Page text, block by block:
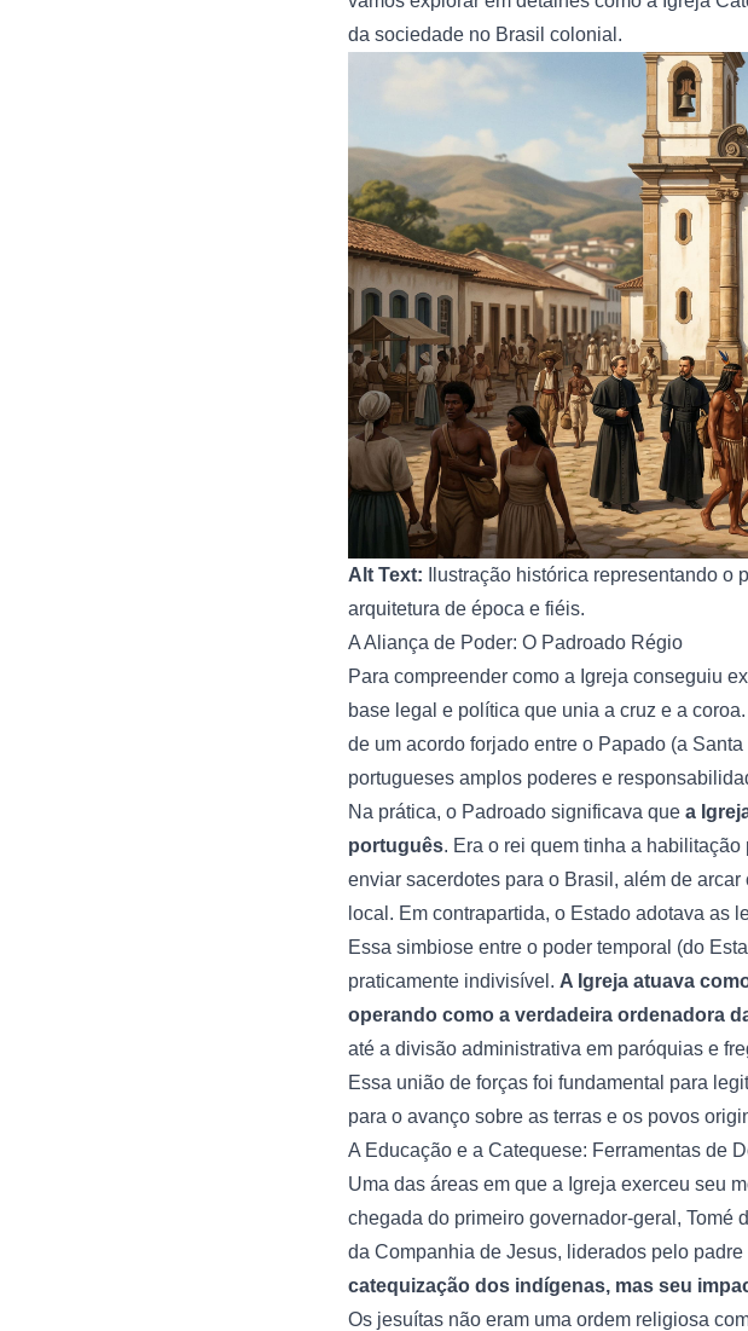
da sociedade no Brasil colonial.
Alt Text: Ilustração histórica representando
arquitetura de época e fiéis.
A Aliança de Poder: O Padroado Régio
Para compreender como a Igreja conseguiu
base legal e política que unia a cruz e a
de um acordo forjado entre o Papado (a
portugueses amplos poderes e
Na prática, o Padroado significava que a
português. Era o rei quem tinha a
enviar sacerdotes para o Brasil, além de
local. Em contrapartida, o Estado adotava as
Essa simbiose entre o poder temporal (do
praticamente indivisível. A Igreja atuava
operando como a verdadeira ordenadora
até a divisão administrativa em paróquias e
Essa união de forças foi fundamental para
para o avanço sobre as terras e os povos
A Educação e a Catequese: Ferramentas de
Uma das áreas em que a Igreja exerceu seu
chegada do primeiro governador-geral, Tomé
da Companhia de Jesus, liderados pelo
catequização dos indígenas, mas seu
Os jesuítas não eram uma ordem religiosa